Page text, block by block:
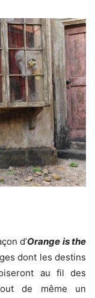
d’Orange is the
dont les destins
au fil des
de même un